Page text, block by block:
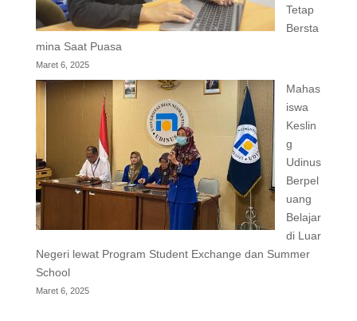
Tetap
Bersta
mina Saat Puasa
Maret 6, 2025
Mahas
iswa
Keslin
g
Udinus
Berpel
uang
Belajar
di Luar
Negeri lewat Program Student Exchange dan Summer
School
Maret 6, 2025